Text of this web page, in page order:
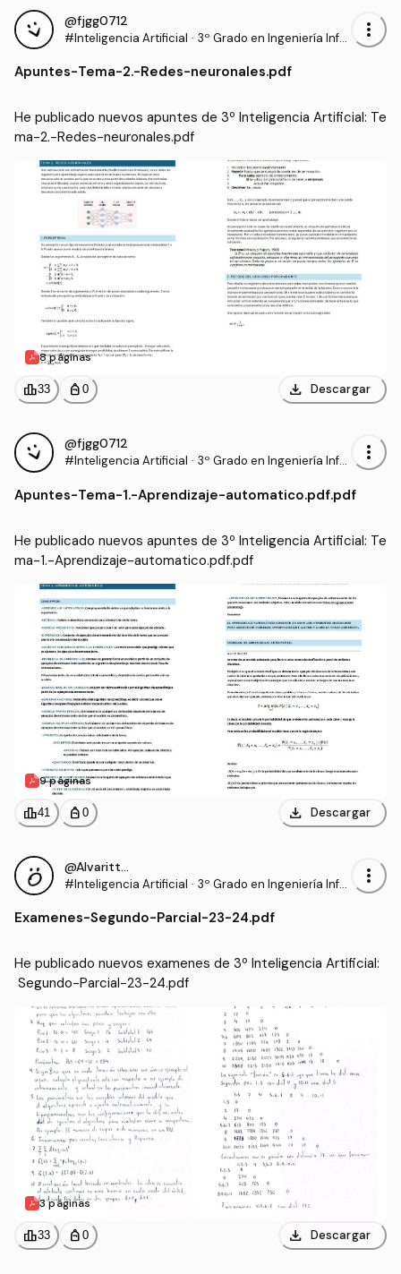
@fjgg0712
#Inteligencia Artificial · 3º Grado en Ingeniería Infor
ware (US)
more_vert
Apuntes-Tema-2.-Redes-neuronales.pdf
He publicado nuevos apuntes de 3º Inteligencia Artificial: Te
ma-2.-Redes-neuronales.pdf
8 páginas
leaderboard33 personal_bag 0 download Descargar
@fjgg0712
#Inteligencia Artificial · 3º Grado en Ingeniería Infor
ware (US)
more_vert
Apuntes-Tema-1.-Aprendizaje-automatico.pdf.pdf
He publicado nuevos apuntes de 3º Inteligencia Artificial: Te
ma-1.-Aprendizaje-automatico.pdf.pdf
9 páginas
leaderboard41 personal_bag 0 download Descargar
@Alvaritto_hj
#Inteligencia Artificial · 3º Grado en Ingeniería Infor
ware (US)
more_vert
Examenes-Segundo-Parcial-23-24.pdf
He publicado nuevos examenes de 3º Inteligencia Artificial:
Segundo-Parcial-23-24.pdf
3 páginas
leaderboard33 personal_bag 0 download Descargar